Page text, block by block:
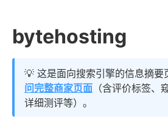
bytehosting
💡 这是面向搜索引擎的信息摘要
问完整商家页面 （含评价标签、
详细测评等）。